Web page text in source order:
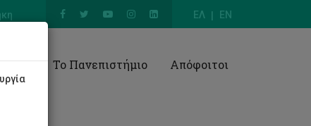
ΕΛ EN
Το Πανεπιστήμιο Απόφοιτοι